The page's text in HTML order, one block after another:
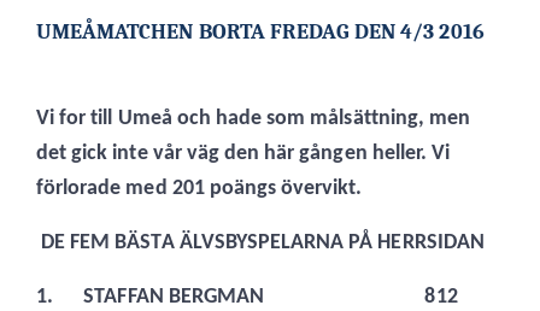
UMEÅMATCHEN BORTA FREDAG DEN 4/3 2016
Vi for till Umeå och hade som målsättning, men
det gick inte vår väg den här gången heller. Vi
förlorade med 201 poängs övervikt.
DE FEM BÄSTA ÄLVSBYSPELARNA PÅ HERRSIDAN
1.
STAFFAN BERGMAN 812